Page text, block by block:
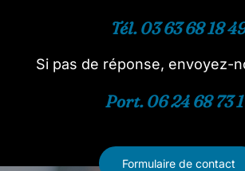
Tél. 03 63 68 18
Si pas de réponse, envoyez-
Port. 06 24 68 73
Formulaire de contact